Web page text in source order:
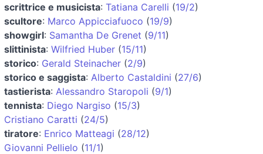
scrittrice e musicista: Tatiana Carelli (19/2)
scultore: Marco Appicciafuoco (19/9)
showgirl: Samantha De Grenet (9/11)
slittinista: Wilfried Huber (15/11)
storico: Gerald Steinacher (2/9)
storico e saggista: Alberto Castaldini (27/6)
tastierista: Alessandro Staropoli (9/1)
tennista: Diego Nargiso (15/3)
Cristiano Caratti (24/5)
tiratore: Enrico Matteagi (28/12)
Giovanni Pellielo (11/1)